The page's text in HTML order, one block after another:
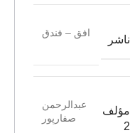
ناشر
افق – فندق
مؤلف
2
عبدالرحمن
صفارپور